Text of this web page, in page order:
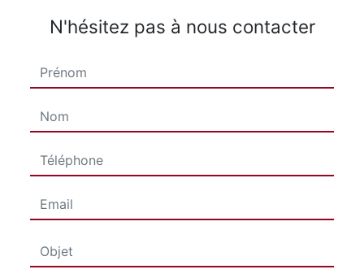
N'hésitez pas à nous contacter